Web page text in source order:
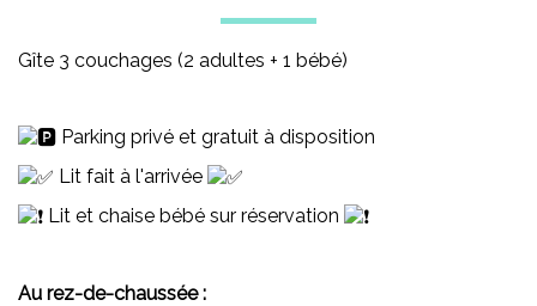
Gîte 3 couchages (2 adultes + 1 bébé)
Parking privé et gratuit à disposition
Lit fait à l'arrivée
Lit et chaise bébé sur réservation
Au rez-de-chaussée :